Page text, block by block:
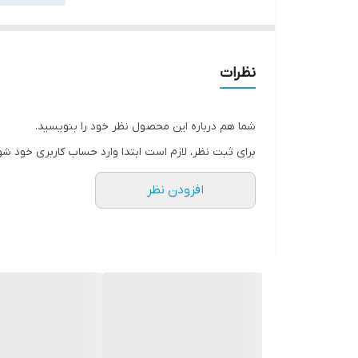
نظرات
شما هم درباره این محصول نظر خود را بنویسید.
برای ثبت نظر، لازم است ابتدا وارد حساب کاربری خود
افزودن نظر